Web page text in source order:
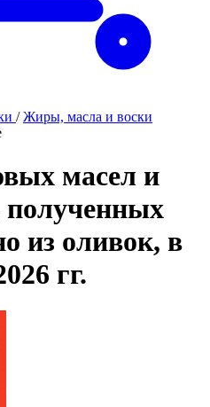
/ Жиры, масла и воски
масел и
полученных
из оливок, в
гг.